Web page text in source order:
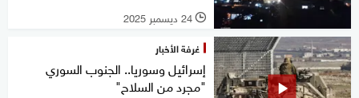
l 24 ديسمبر 2025
غرفة الأخبار
إسرائيل وسوريا.. الجنوب السوري
"مجرد من السلاح"